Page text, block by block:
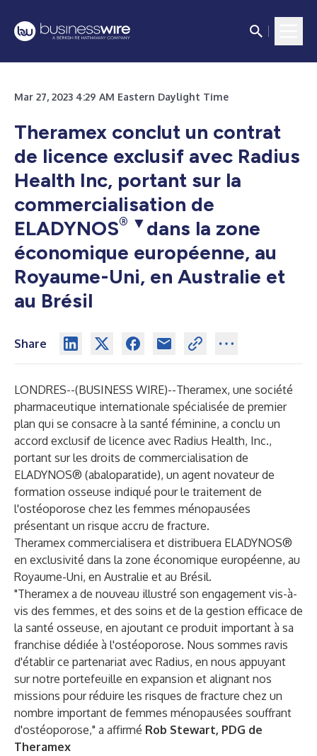
Mar 27, 2023 4:29 AM Eastern Daylight Time
Theramex conclut un contrat
de licence exclusif avec Radius
Health Inc, portant sur la
commercialisation de
ELADYNOS® ▼ dans la zone
économique européenne, au
Royaume-Uni, en Australie et
au Brésil
Share
LONDRES--(BUSINESS WIRE)--Theramex, une société
pharmaceutique internationale spécialisée de premier
plan qui se consacre à la santé féminine, a conclu un
accord exclusif de licence avec Radius Health, Inc.,
portant sur les droits de commercialisation de
ELADYNOS® (abaloparatide), un agent novateur de
formation osseuse indiqué pour le traitement de
l'ostéoporose chez les femmes ménopausées
présentant un risque accru de fracture.
Theramex commercialisera et distribuera ELADYNOS®
en exclusivité dans la zone économique européenne, au
Royaume-Uni, en Australie et au Brésil.
"Theramex a de nouveau illustré son engagement vis-à-
vis des femmes, et des soins et de la gestion efficace de
la santé osseuse, en ajoutant ce produit important à sa
franchise dédiée à l'ostéoporose. Nous sommes ravis
d'établir ce partenariat avec Radius, en nous appuyant
sur notre portefeuille en expansion et alignant nos
missions pour réduire les risques de fracture chez un
nombre important de femmes ménopausées souffrant
d'ostéoporose," a affirmé Rob Stewart, PDG de
Theramex